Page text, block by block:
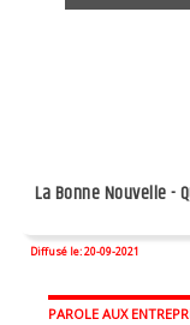
La Bonne Nouvelle -
Diffusé le: 20-09-2021
PAROLE AUX